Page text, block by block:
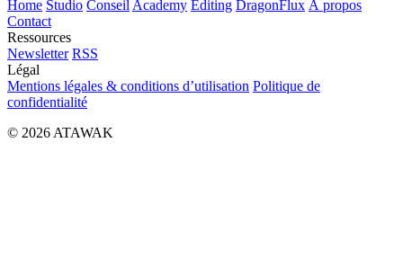
Home Studio Conseil Academy Editing DragonFlux À propos
Contact
Ressources
Newsletter RSS
Légal
Mentions légales & conditions d’utilisation Politique de
confidentialité
© 2026 ATAWAK